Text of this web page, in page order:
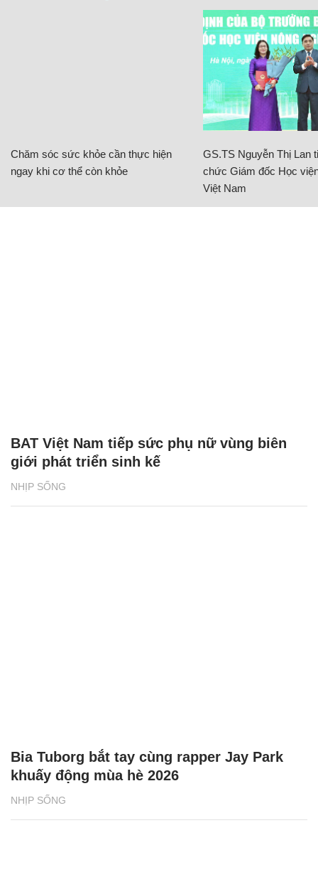
Chăm sóc sức khỏe cần thực hiện
ngay khi cơ thể còn khỏe
GS.TS Nguyễn Thị Lan
chức Giám đốc Học
Việt Nam
NHỊP SỐNG
BAT Việt Nam tiếp sức phụ nữ vùng biên
giới phát triển sinh kế
NHỊP SỐNG
Bia Tuborg bắt tay cùng rapper Jay Park
khuấy động mùa hè 2026